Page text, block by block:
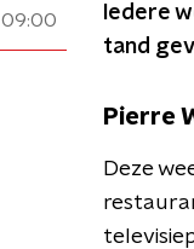
09:00
Iedere
tand
Pierre
Deze